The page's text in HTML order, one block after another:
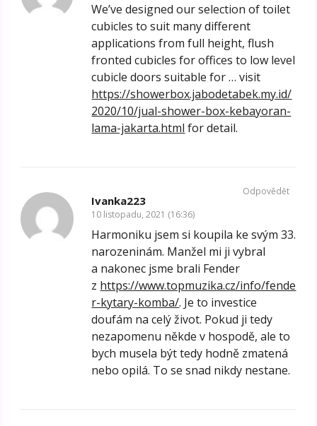
We’ve designed our selection of toilet
cubicles to suit many different
applications from full height, flush
fronted cubicles for offices to low level
cubicle doors suitable for … visit
https://showerbox.jabodetabek.my.id/
2020/10/jual-shower-box-kebayoran-
lama-jakarta.html for detail.
Ivanka223
10 listopadu, 2021 (16:36)
Harmoniku jsem si koupila ke svým 33.
narozeninám. Manžel mi ji vybral
a nakonec jsme brali Fender
z https://www.topmuzika.cz/info/fende
r-kytary-komba/. Je to investice
doufám na celý život. Pokud ji tedy
nezapomenu někde v hospodě, ale to
bych musela být tedy hodně zmatená
nebo opilá. To se snad nikdy nestane.
Odpovědět